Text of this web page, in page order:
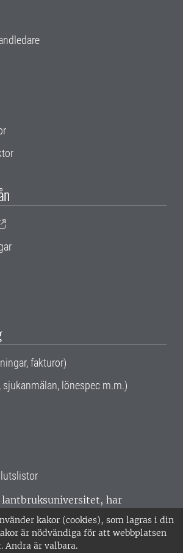
kakor (cookies), som lagras i din
är nödvändiga för att webbplatsen
Andra är valbara.
fakturor)
lönespec m.m.)
lantbruksuniversitet, har
hela Sverige. Huvudorter är
och Umeå.SLU är
enligt ISO 14001. •